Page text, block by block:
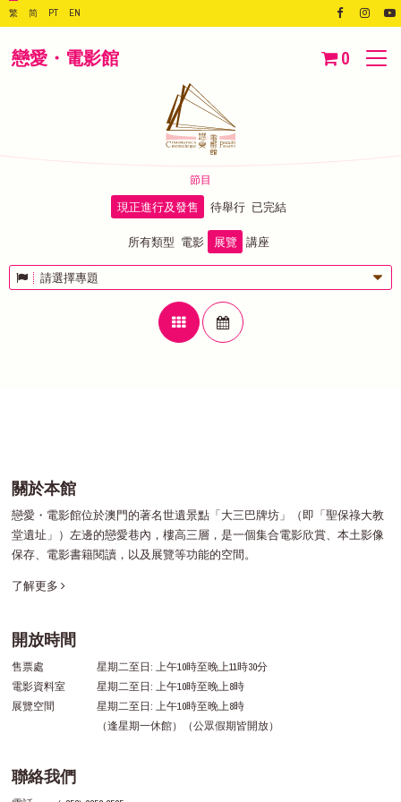
繁 简 PT EN
戀愛・電影館 0
節目
現正進行及發售 待舉行 已完結
所有類型 電影 展覽 講座
請選擇專題
關於本館
戀愛・電影館位於澳門的著名世遺景點「大三巴牌坊」（即「聖保祿大教
堂遺址」）左邊的戀愛巷內，樓高三層，是一個集合電影欣賞、本土影像
保存、電影書籍閱讀，以及展覽等功能的空間。
了解更多
開放時間
售票處
星期二至日: 上午10時至晚上11時30分
電影資料室
星期二至日: 上午10時至晚上8時
展覽空間
星期二至日: 上午10時至晚上8時
（逢星期一休館）（公眾假期皆開放）
聯絡我們